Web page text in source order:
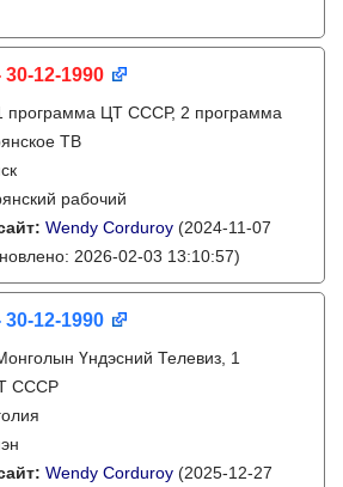
30-12-1990
программа ЦТ СССР, 2 программа
ТВ
рабочий
Wendy Corduroy (2024-11-07
2026-02-03 13:10:57)
30-12-1990
Үндэсний Телевиз, 1
СССР
Wendy Corduroy (2025-12-27